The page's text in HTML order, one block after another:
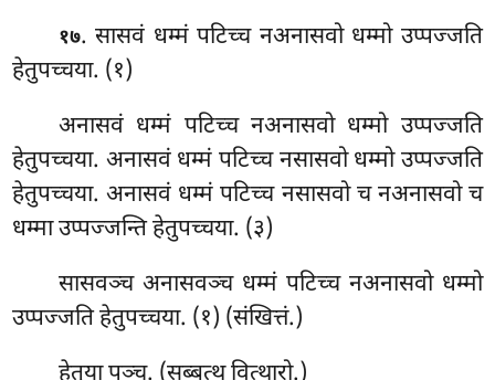
१७. सासवं धम्मं पटिच्च नअनासवो धम्मो उप्पज्जति
हेतुपच्चया. (१)
अनासवं धम्मं पटिच्च नअनासवो धम्मो उप्पज्जति
हेतुपच्चया. अनासवं धम्मं पटिच्च नसासवो धम्मो उप्पज्जति
हेतुपच्चया. अनासवं धम्मं पटिच्च नसासवो च नअनासवो च
धम्मा उप्पज्जन्ति हेतुपच्चया. (३)
सासवञ्च अनासवञ्च धम्मं पटिच्च नअनासवो धम्मो
उप्पज्जति हेतुपच्चया. (१) (संखित्तं.)